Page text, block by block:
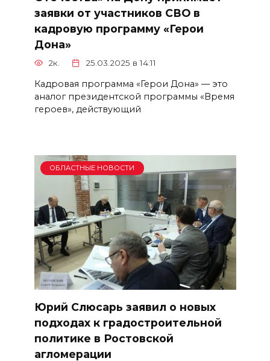
заявки от участников СВО в
кадровую программу «Герои
Дона»
2к. 25.03.2025 в 14:11
Кадровая программа «Герои Дона» — это
аналог президентской программы «Время
героев», действующий
ОБЛАСТНЫЕ НОВОСТИ
Юрий Слюсарь заявил о новых
подходах к градостроительной
политике в Ростовской
агломерации